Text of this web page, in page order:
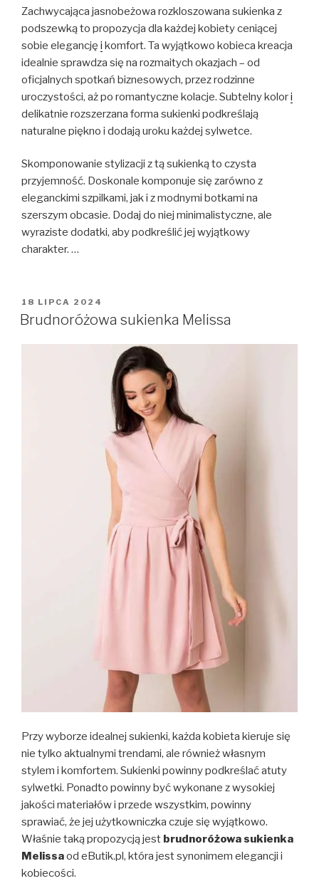
Zachwycająca jasnobeżowa rozkloszowana sukienka z
podszewką to propozycja dla każdej kobiety ceniącej
sobie elegancję i komfort. Ta wyjątkowo kobieca kreacja
idealnie sprawdza się na rozmaitych okazjach – od
oficjalnych spotkań biznesowych, przez rodzinne
uroczystości, aż po romantyczne kolacje. Subtelny kolori
delikatnie rozszerzana forma sukienki podkreślają
naturalne piękno i dodają uroku każdej sylwetce.
Skomponowanie stylizacji z tą sukienką to czysta
przyjemność. Doskonale komponuje się zarówno z
eleganckimi szpilkami, jak i z modnymi botkami na
szerszym obcasie. Dodaj do niej minimalistyczne, ale
wyraziste dodatki, aby podkreślić jej wyjątkowy
charakter. …
OPUBLIKOWANE
W
18 LIPCA 2024
Brudnoróżowa sukienka Melissa
Przy wyborze idealnej sukienki, każda kobieta kieruje się
nie tylko aktualnymi trendami, ale również własnym
stylem i komfortem. Sukienki powinny podkreślać atuty
sylwetki. Ponadto powinny być wykonane z wysokiej
jakości materiałów i przede wszystkim, powinny
sprawiać, że jej użytkowniczka czuje się wyjątkowo.
Właśnie taką propozycją jest brudnoróżowa sukienka
Melissaod eButik.pl, która jest synonimem elegancji i
kobiecości.